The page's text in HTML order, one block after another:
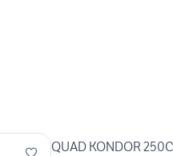
QUAD KONDOR